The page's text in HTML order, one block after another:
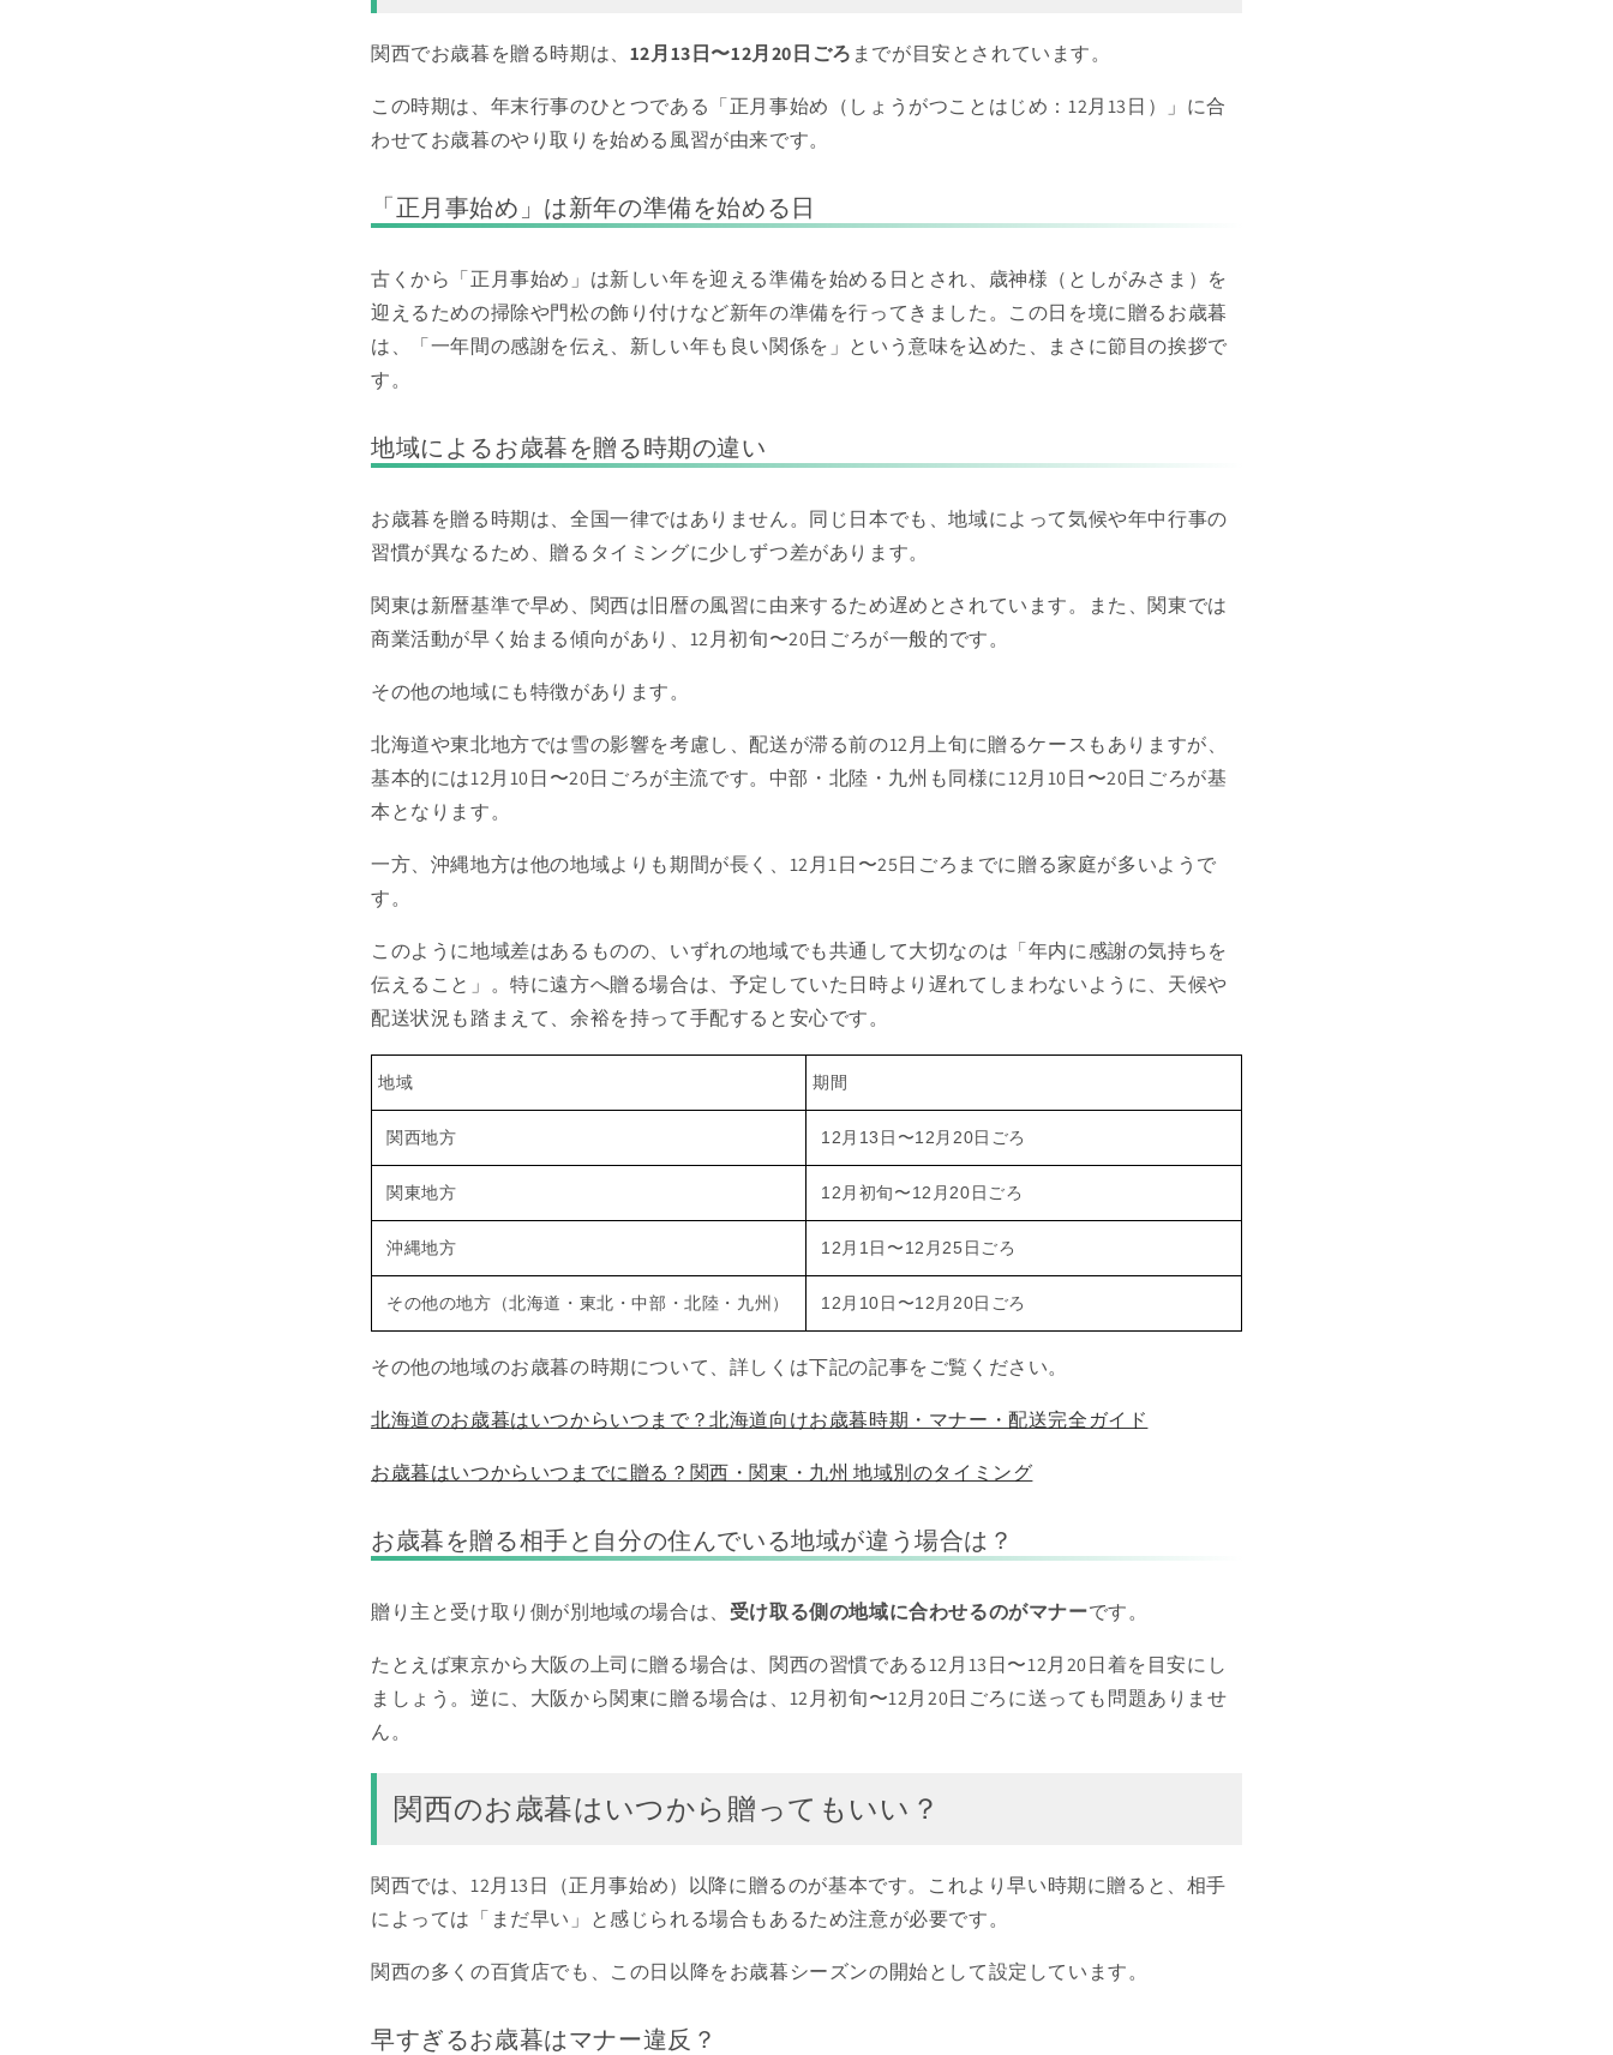
関西でお歳暮を贈る時期は、 12月13日〜12月20日ごろ までが目安とされています。
この時期は、年末行事のひとつである「正月事始め（しょうがつことはじめ：12月13日）」に合
わせてお歳暮のやり取りを始める風習が由来です。
「正月事始め」は新年の準備を始める日
古くから「正月事始め」は新しい年を迎える準備を始める日とされ、歳神様（としがみさま）を
迎えるための掃除や門松の飾り付けなど新年の準備を行ってきました。この日を境に贈るお歳暮
は、「一年間の感謝を伝え、新しい年も良い関係を」という意味を込めた、まさに節目の挨拶で
す。
地域によるお歳暮を贈る時期の違い
お歳暮を贈る時期は、全国一律ではありません。同じ日本でも、地域によって気候や年中行事の
習慣が異なるため、贈るタイミングに少しずつ差があります。
関東は新暦基準で早め、関西は旧暦の風習に由来するため遅めとされています。また、関東では
商業活動が早く始まる傾向があり、12月初旬〜20日ごろが一般的です。
その他の地域にも特徴があります。
北海道や東北地方では雪の影響を考慮し、配送が滞る前の12月上旬に贈るケースもありますが、
基本的には12月10日〜20日ごろが主流です。中部・北陸・九州も同様に12月10日〜20日ごろが基
本となります。
一方、沖縄地方は他の地域よりも期間が長く、12月1日〜25日ごろまでに贈る家庭が多いようで
す。
このように地域差はあるものの、いずれの地域でも共通して大切なのは「年内に感謝の気持ちを
伝えること」。特に遠方へ贈る場合は、予定していた日時より遅れてしまわないように、天候や
配送状況も踏まえて、余裕を持って手配すると安心です。
地域 期間
関西地方 12月13日〜12月20日ごろ
関東地方 12月初旬〜12月20日ごろ
沖縄地方 12月1日〜12月25日ごろ
その他の地方（北海道・東北・中部・北陸・九州） 12月10日〜12月20日ごろ
その他の地域のお歳暮の時期について、詳しくは下記の記事をご覧ください。
北海道のお歳暮はいつからいつまで？北海道向けお歳暮時期・マナー・配送完全ガイド
お歳暮はいつからいつまでに贈る？関西・関東・九州 地域別のタイミング
お歳暮を贈る相手と自分の住んでいる地域が違う場合は？
贈り主と受け取り側が別地域の場合は、 受け取る側の地域に合わせるのがマナーです。
たとえば東京から大阪の上司に贈る場合は、関西の習慣である12月13日〜12月20日着を目安にし
ましょう。逆に、大阪から関東に贈る場合は、12月初旬〜12月20日ごろに送っても問題ありませ
ん。
関西のお歳暮はいつから贈ってもいい？
関西では、12月13日（正月事始め）以降に贈るのが基本です。これより早い時期に贈ると、相手
によっては「まだ早い」と感じられる場合もあるため注意が必要です。
関西の多くの百貨店でも、この日以降をお歳暮シーズンの開始として設定しています。
早すぎるお歳暮はマナー違反？